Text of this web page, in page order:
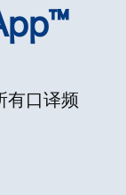
有口译频